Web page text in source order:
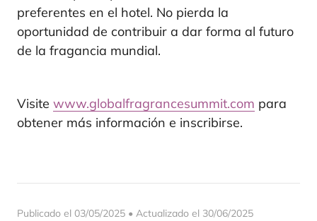
preferentes en el hotel. No pierda la
oportunidad de contribuir a dar forma al futuro
de la fragancia mundial.
Visite www.globalfragrancesummit.com para
obtener más información e inscribirse.
Publicado el 03/05/2025 • Actualizado el 30/06/2025